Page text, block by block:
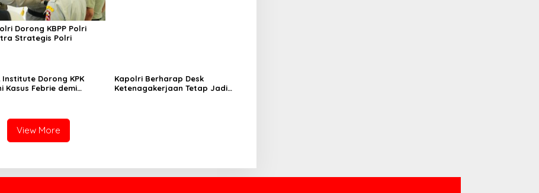
Dorong KBPP Polri
Strategis Polri
Institute Dorong KPK
Kasus Febrie demi
Kapolri Berharap Desk
Ketenagakerjaan Tetap Jadi
View More